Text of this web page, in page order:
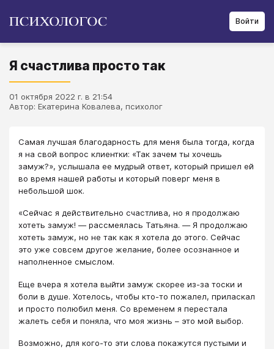
Войти
Я счастлива просто так
01 октября 2022 г. в 21:54
Автор: Екатерина Ковалева, психолог
​Самая лучшая благодарность для меня была тогда, когда
я на свой вопрос клиентки: «Так зачем ты хочешь
замуж?», услышала ее мудрый ответ, который пришел ей
во время нашей работы и который поверг меня в
небольшой шок.
«Сейчас я действительно счастлива, но я продолжаю
хотеть замуж! ― рассмеялась Татьяна. ― Я продолжаю
хотеть замуж, но не так как я хотела до этого. Сейчас
это уже совсем другое желание, более осознанное и
наполненное смыслом.
Еще вчера я хотела выйти замуж скорее из-за тоски и
боли в душе. Хотелось, чтобы кто-то пожалел, приласкал
и просто полюбил меня. Со временем я перестала
жалеть себя и поняла, что моя жизнь – это мой выбор.
Возможно, для кого-то эти слова покажутся пустыми и